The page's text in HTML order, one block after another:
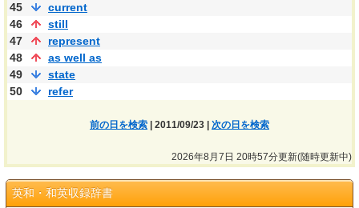
45
current
46
still
47
represent
48
as well as
49
state
50
refer
前の日を検索 | 2011/09/23 | 次の日を検索
2026年8月7日 20時57分更新(随時更新中)
英和・和英収録辞書